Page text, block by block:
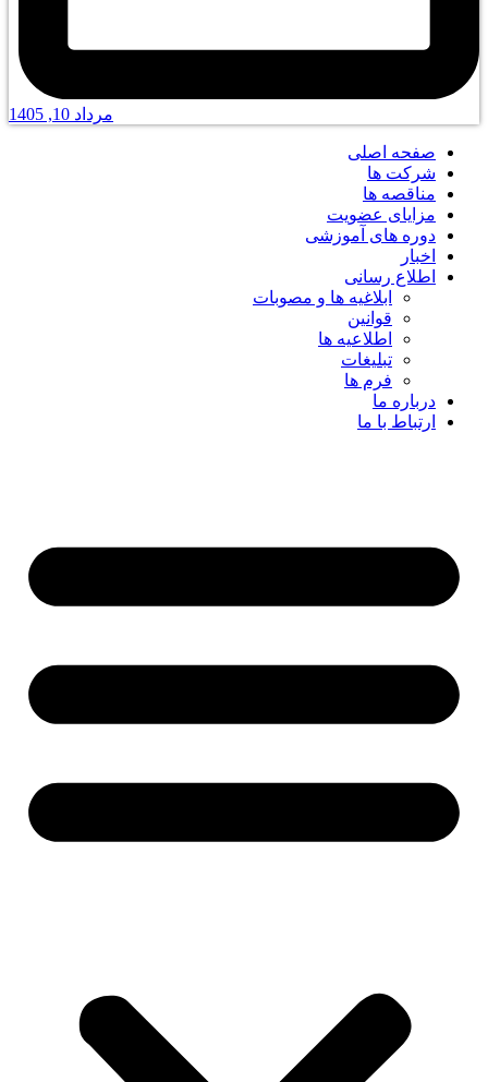
مرداد 10, 1405
صفحه اصلی
شرکت ها
مناقصه ها
مزایای عضویت
دوره های آموزشی
اخبار
اطلاع رسانی
ابلاغیه ها و مصوبات
قوانین
اطلاعیه ها
تبلیغات
فرم ها
درباره ما
ارتباط با ما